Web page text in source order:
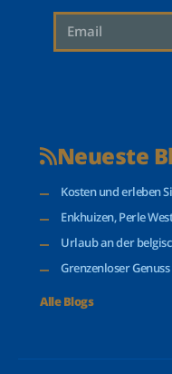
Neueste
Kosten und erleben
Enkhuizen, Perle
Urlaub an der
Grenzenloser
Alle Blogs